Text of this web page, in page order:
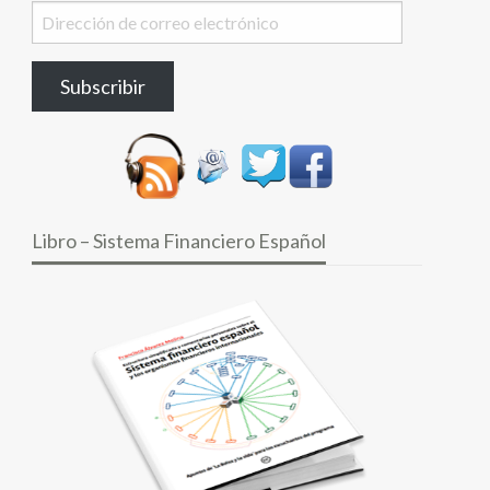
Dirección
de
electrónico
Subscribir
Libro – Sistema Financiero Español